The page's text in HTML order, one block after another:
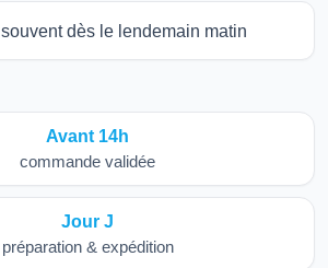
souvent dès le lendemain matin
Avant 14h
commande validée
Jour J
préparation & expédition